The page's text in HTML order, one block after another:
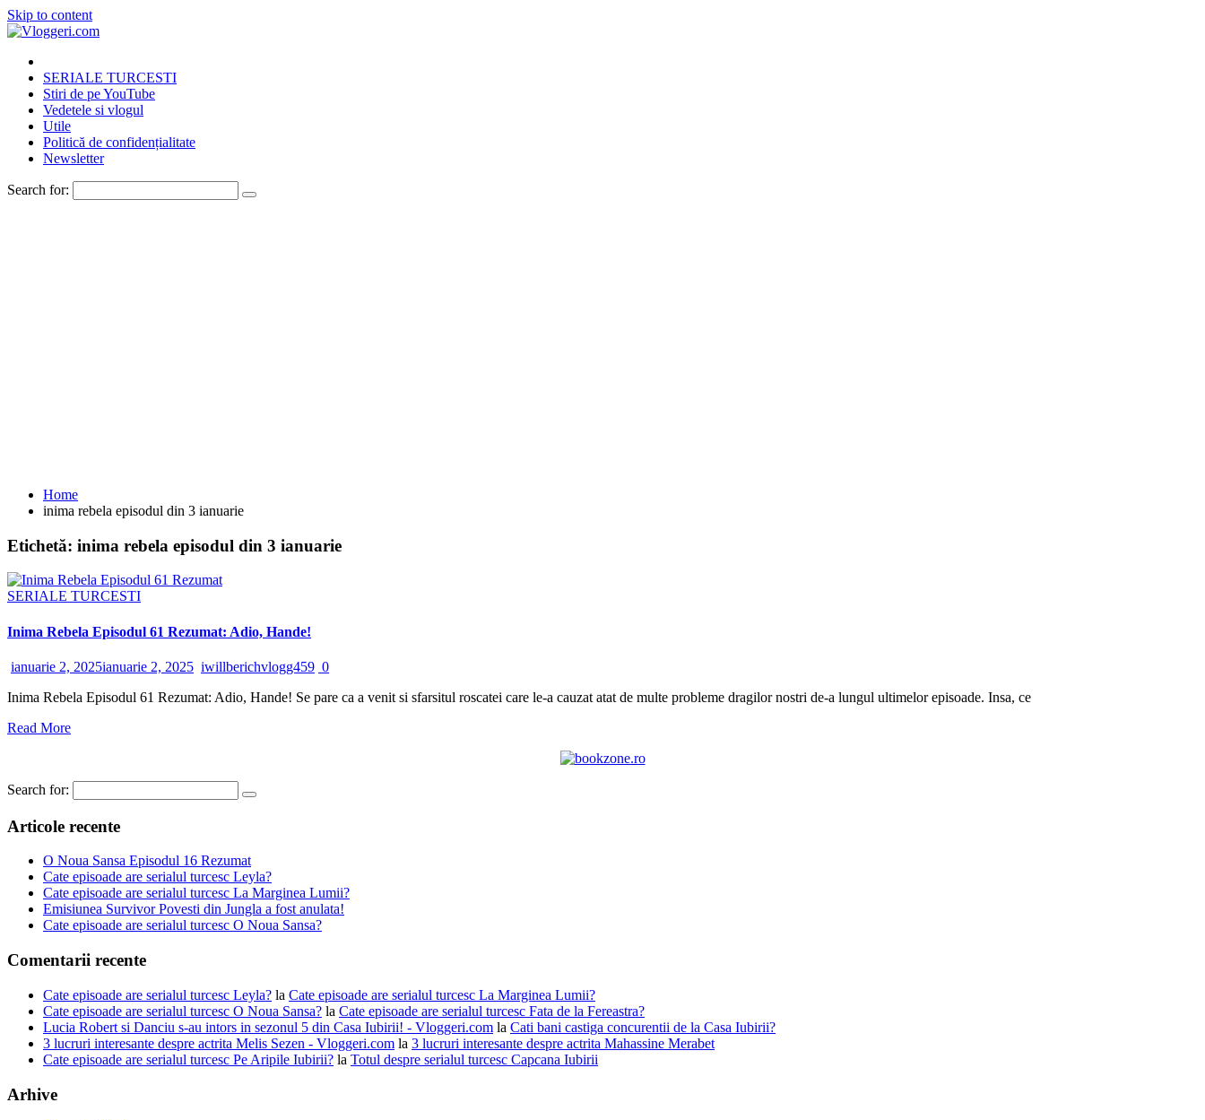
Skip to content
SERIALE TURCESTI
Stiri de pe YouTube
Vedetele si vlogul
Utile
Politică de confidențialitate
Newsletter
Search for:
Home
inima rebela episodul din 3 ianuarie
Etichetă: inima rebela episodul din 3 ianuarie
SERIALE TURCESTI
Inima Rebela Episodul 61 Rezumat: Adio, Hande!
ianuarie 2, 2025ianuarie 2, 2025 iwillberichvlogg459 0
Inima Rebela Episodul 61 Rezumat: Adio, Hande! Se pare ca a venit si sfarsitul roscatei care le-a cauzat atat de multe probleme dragilor nostri de-a lungul ultimelor episoade. Insa, ce
Read More
Search for:
Articole recente
O Noua Sansa Episodul 16 Rezumat
Cate episoade are serialul turcesc Leyla?
Cate episoade are serialul turcesc La Marginea Lumii?
Emisiunea Survivor Povesti din Jungla a fost anulata!
Cate episoade are serialul turcesc O Noua Sansa?
Comentarii recente
Cate episoade are serialul turcesc Leyla? la Cate episoade are serialul turcesc La Marginea Lumii?
Cate episoade are serialul turcesc O Noua Sansa? la Cate episoade are serialul turcesc Fata de la Fereastra?
Lucia Robert si Danciu s-au intors in sezonul 5 din Casa Iubirii! - Vloggeri.com la Cati bani castiga concurentii de la Casa Iubirii?
3 lucruri interesante despre actrita Melis Sezen - Vloggeri.com la 3 lucruri interesante despre actrita Mahassine Merabet
Cate episoade are serialul turcesc Pe Aripile Iubirii? la Totul despre serialul turcesc Capcana Iubirii
Arhive